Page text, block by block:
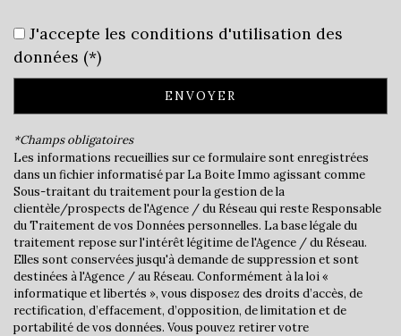
Bureau de poste
Nombre d'habitants
Propriétaires (vs. locataires)
79,29 %
Taxe habitation
14,62 %
Taxe foncière
15,52 %
Habitants de moins de 25 ans
32,75 %
Habitants de 25 à 55 ans
37,48 %
Habitants de plus de 55 ans
29,77 %
J'accepte les conditions d'utilisation des
données (*)
ENVOYER
*Champs obligatoires
Les informations recueillies sur ce formulaire sont enregistrées
dans un fichier informatisé par La Boite Immo agissant comme
Sous-traitant du traitement pour la gestion de la
clientèle/prospects de l'Agence / du Réseau qui reste Responsable
du Traitement de vos Données personnelles. La base légale du
traitement repose sur l'intérêt légitime de l'Agence / du Réseau.
Elles sont conservées jusqu'à demande de suppression et sont
destinées à l'Agence / au Réseau. Conformément à la loi «
informatique et libertés », vous disposez des droits d’accès, de
rectification, d’effacement, d’opposition, de limitation et de
portabilité de vos données. Vous pouvez retirer votre